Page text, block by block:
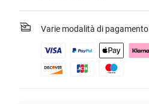
Varie modalità di pagamento